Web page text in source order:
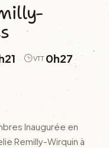
· VTT 0h27 ·
Inaugurée en
Remilly-Wirquin à